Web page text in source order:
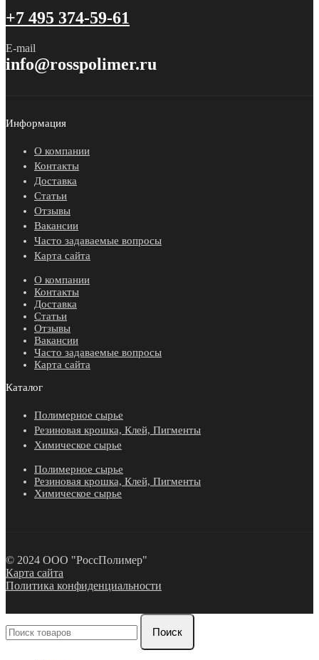
+7 495 374-59-61
E-mail
info@rosspolimer.ru
Информация
О компании
Контакты
Доставка
Статьи
Отзывы
Вакансии
Часто задаваемые вопросы
Карта сайта
О компании
Контакты
Доставка
Статьи
Отзывы
Вакансии
Часто задаваемые вопросы
Карта сайта
Каталог
Полимерное сырье
Резиновая крошка, Клей, Пигменты
Химическое сырье
Полимерное сырье
Резиновая крошка, Клей, Пигменты
Химическое сырье
© 2024 ООО "РоссПолимер"
Карта сайта
Политика конфиденциальности
Поиск